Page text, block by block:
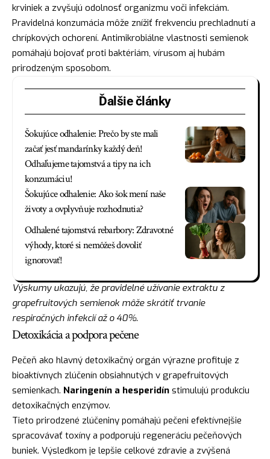
krviniek a zvyšujú odolnosť organizmu voči infekciám.
Pravidelná konzumácia môže znížiť frekvenciu prechladnutí a
chrípkových ochorení. Antimikrobiálne vlastnosti semienok
pomáhajú bojovať proti baktériám, vírusom aj hubám
prirodzeným sposobom.
Ďalšie články
Šokujúce odhalenie: Prečo by ste mali
začať jesť mandarínky každý deň!
Odhaľujeme tajomstvá a tipy na ich
konzumáciu!
Šokujúce odhalenie: Ako šok mení naše
životy a ovplyvňuje rozhodnutia?
Odhalené tajomstvá rebarbory: Zdravotné
výhody, ktoré si nemôžeš dovoliť
ignorovať!
Výskumy ukazujú, že pravidelné užívanie extraktu z
grapefruitových semienok môže skrátiť trvanie
respiračných infekcií až o 40%.
Detoxikácia a podpora pečene
Pečeň ako hlavný detoxikačný orgán výrazne profituje z
bioaktívnych zlúčenín obsiahnutých v grapefruitových
semienkach. Naringenín a hesperidín stimulujú produkciu
detoxikačných enzýmov.
Tieto prirodzené zlúčeniny pomáhajú pečeni efektívnejšie
spracovávať toxíny a podporujú regeneráciu pečeňových
buniek. Výsledkom je lepšie celkové zdravie a zvýšená